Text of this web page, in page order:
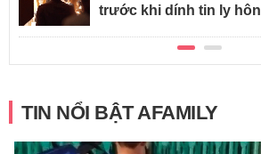
trước khi dính tin ly hôn
TIN NỔI BẬT AFAMILY